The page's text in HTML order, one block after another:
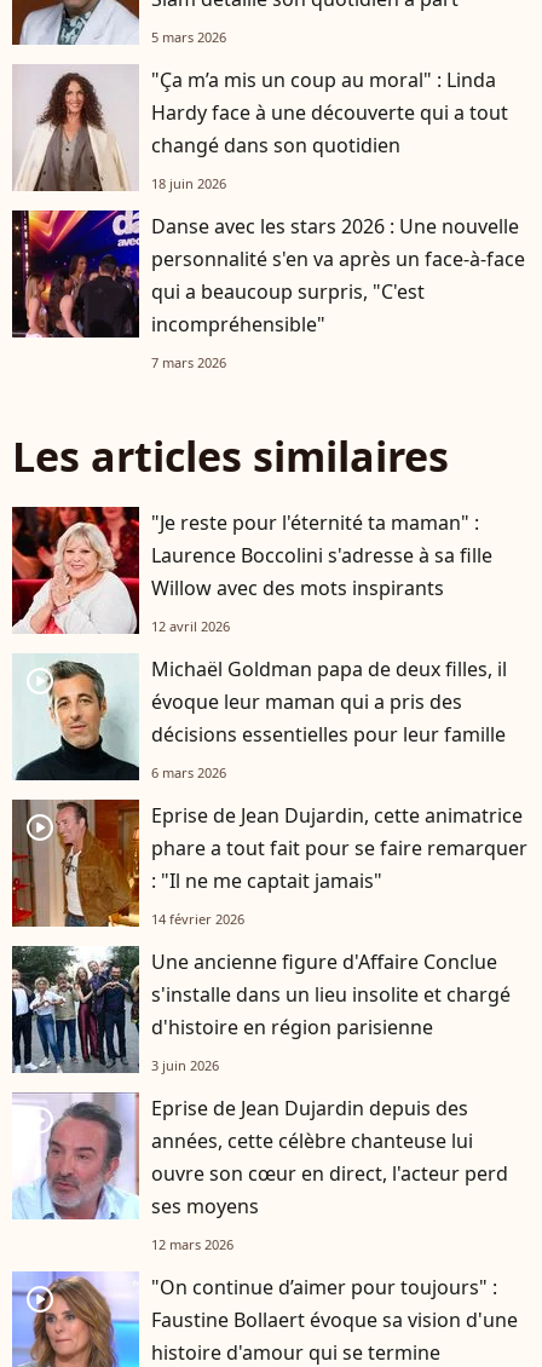
5 mars 2026
"Ça m’a mis un coup au moral" : Linda
Hardy face à une découverte qui a tout
changé dans son quotidien
18 juin 2026
Danse avec les stars 2026 : Une nouvelle
personnalité s'en va après un face-à-face
qui a beaucoup surpris, "C'est
incompréhensible"
7 mars 2026
Les articles similaires
"Je reste pour l'éternité ta maman" :
Laurence Boccolini s'adresse à sa fille
Willow avec des mots inspirants
12 avril 2026
player2
Michaël Goldman papa de deux filles, il
évoque leur maman qui a pris des
décisions essentielles pour leur famille
6 mars 2026
player2
Eprise de Jean Dujardin, cette animatrice
phare a tout fait pour se faire remarquer
: "Il ne me captait jamais"
14 février 2026
Une ancienne figure d'Affaire Conclue
s'installe dans un lieu insolite et chargé
d'histoire en région parisienne
3 juin 2026
player2
Eprise de Jean Dujardin depuis des
années, cette célèbre chanteuse lui
ouvre son cœur en direct, l'acteur perd
ses moyens
12 mars 2026
player2
"On continue d’aimer pour toujours" :
Faustine Bollaert évoque sa vision d'une
histoire d'amour qui se termine